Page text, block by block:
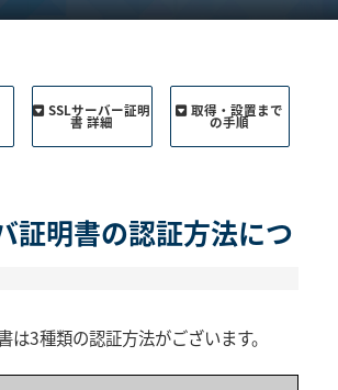
SSLサーバー証明
書 詳細
取得・設置まで
の手順
証明書の認証方法につ
は3種類の認証方法がございます。